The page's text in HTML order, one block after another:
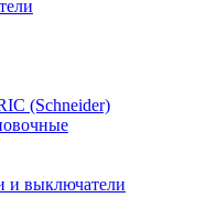
(Schneider)
и выключатели